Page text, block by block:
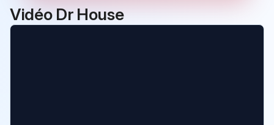
Vidéo Dr House